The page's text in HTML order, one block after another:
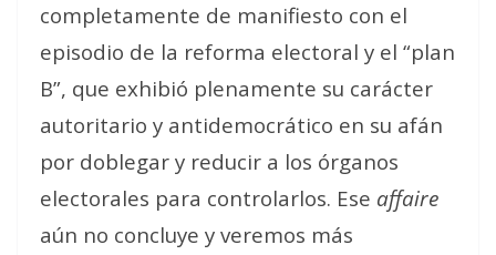
completamente de manifiesto con el
episodio de la reforma electoral y el “plan
B”, que exhibió plenamente su carácter
autoritario y antidemocrático en su afán
por doblegar y reducir a los órganos
electorales para controlarlos. Ese affaire
aún no concluye y veremos más